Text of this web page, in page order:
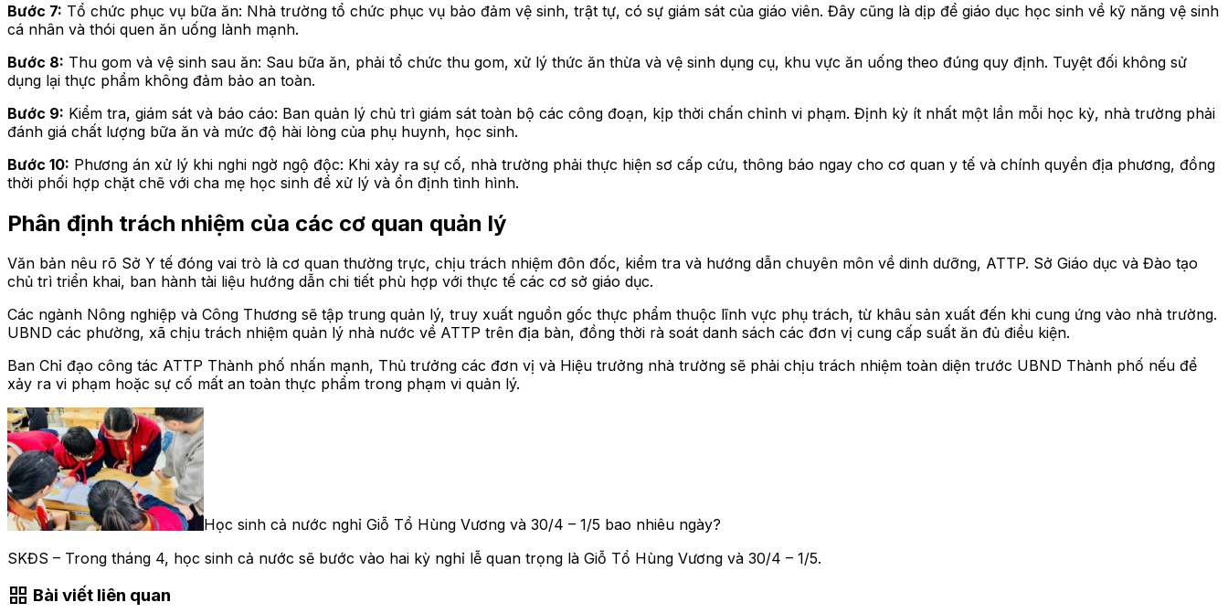
Bước 7: Tổ chức phục vụ bữa ăn: Nhà trường tổ chức phục vụ bảo đảm vệ sinh, trật tự, có sự giám sát của giáo viên. Đây cũng là dịp để giáo dục học sinh về kỹ năng vệ sinh
cá nhân và thói quen ăn uống lành mạnh.
Bước 8: Thu gom và vệ sinh sau ăn: Sau bữa ăn, phải tổ chức thu gom, xử lý thức ăn thừa và vệ sinh dụng cụ, khu vực ăn uống theo đúng quy định. Tuyệt đối không sử
dụng lại thực phẩm không đảm bảo an toàn.
Bước 9: Kiểm tra, giám sát và báo cáo: Ban quản lý chủ trì giám sát toàn bộ các công đoạn, kịp thời chấn chỉnh vi phạm. Định kỳ ít nhất một lần mỗi học kỳ, nhà trường phải
đánh giá chất lượng bữa ăn và mức độ hài lòng của phụ huynh, học sinh.
Bước 10: Phương án xử lý khi nghi ngờ ngộ độc: Khi xảy ra sự cố, nhà trường phải thực hiện sơ cấp cứu, thông báo ngay cho cơ quan y tế và chính quyền địa phương, đồng
thời phối hợp chặt chẽ với cha mẹ học sinh để xử lý và ổn định tình hình.
Phân định trách nhiệm của các cơ quan quản lý
Văn bản nêu rõ Sở Y tế đóng vai trò là cơ quan thường trực, chịu trách nhiệm đôn đốc, kiểm tra và hướng dẫn chuyên môn về dinh dưỡng, ATTP. Sở Giáo dục và Đào tạo
chủ trì triển khai, ban hành tài liệu hướng dẫn chi tiết phù hợp với thực tế các cơ sở giáo dục.
Các ngành Nông nghiệp và Công Thương sẽ tập trung quản lý, truy xuất nguồn gốc thực phẩm thuộc lĩnh vực phụ trách, từ khâu sản xuất đến khi cung ứng vào nhà trường.
UBND các phường, xã chịu trách nhiệm quản lý nhà nước về ATTP trên địa bàn, đồng thời rà soát danh sách các đơn vị cung cấp suất ăn đủ điều kiện.
Ban Chỉ đạo công tác ATTP Thành phố nhấn mạnh, Thủ trưởng các đơn vị và Hiệu trưởng nhà trường sẽ phải chịu trách nhiệm toàn diện trước UBND Thành phố nếu để
xảy ra vi phạm hoặc sự cố mất an toàn thực phẩm trong phạm vi quản lý.
Học sinh cả nước nghỉ Giỗ Tổ Hùng Vương và 30/4 – 1/5 bao nhiêu ngày?
SKĐS – Trong tháng 4, học sinh cả nước sẽ bước vào hai kỳ nghỉ lễ quan trọng là Giỗ Tổ Hùng Vương và 30/4 – 1/5.
grid_view Bài viết liên quan